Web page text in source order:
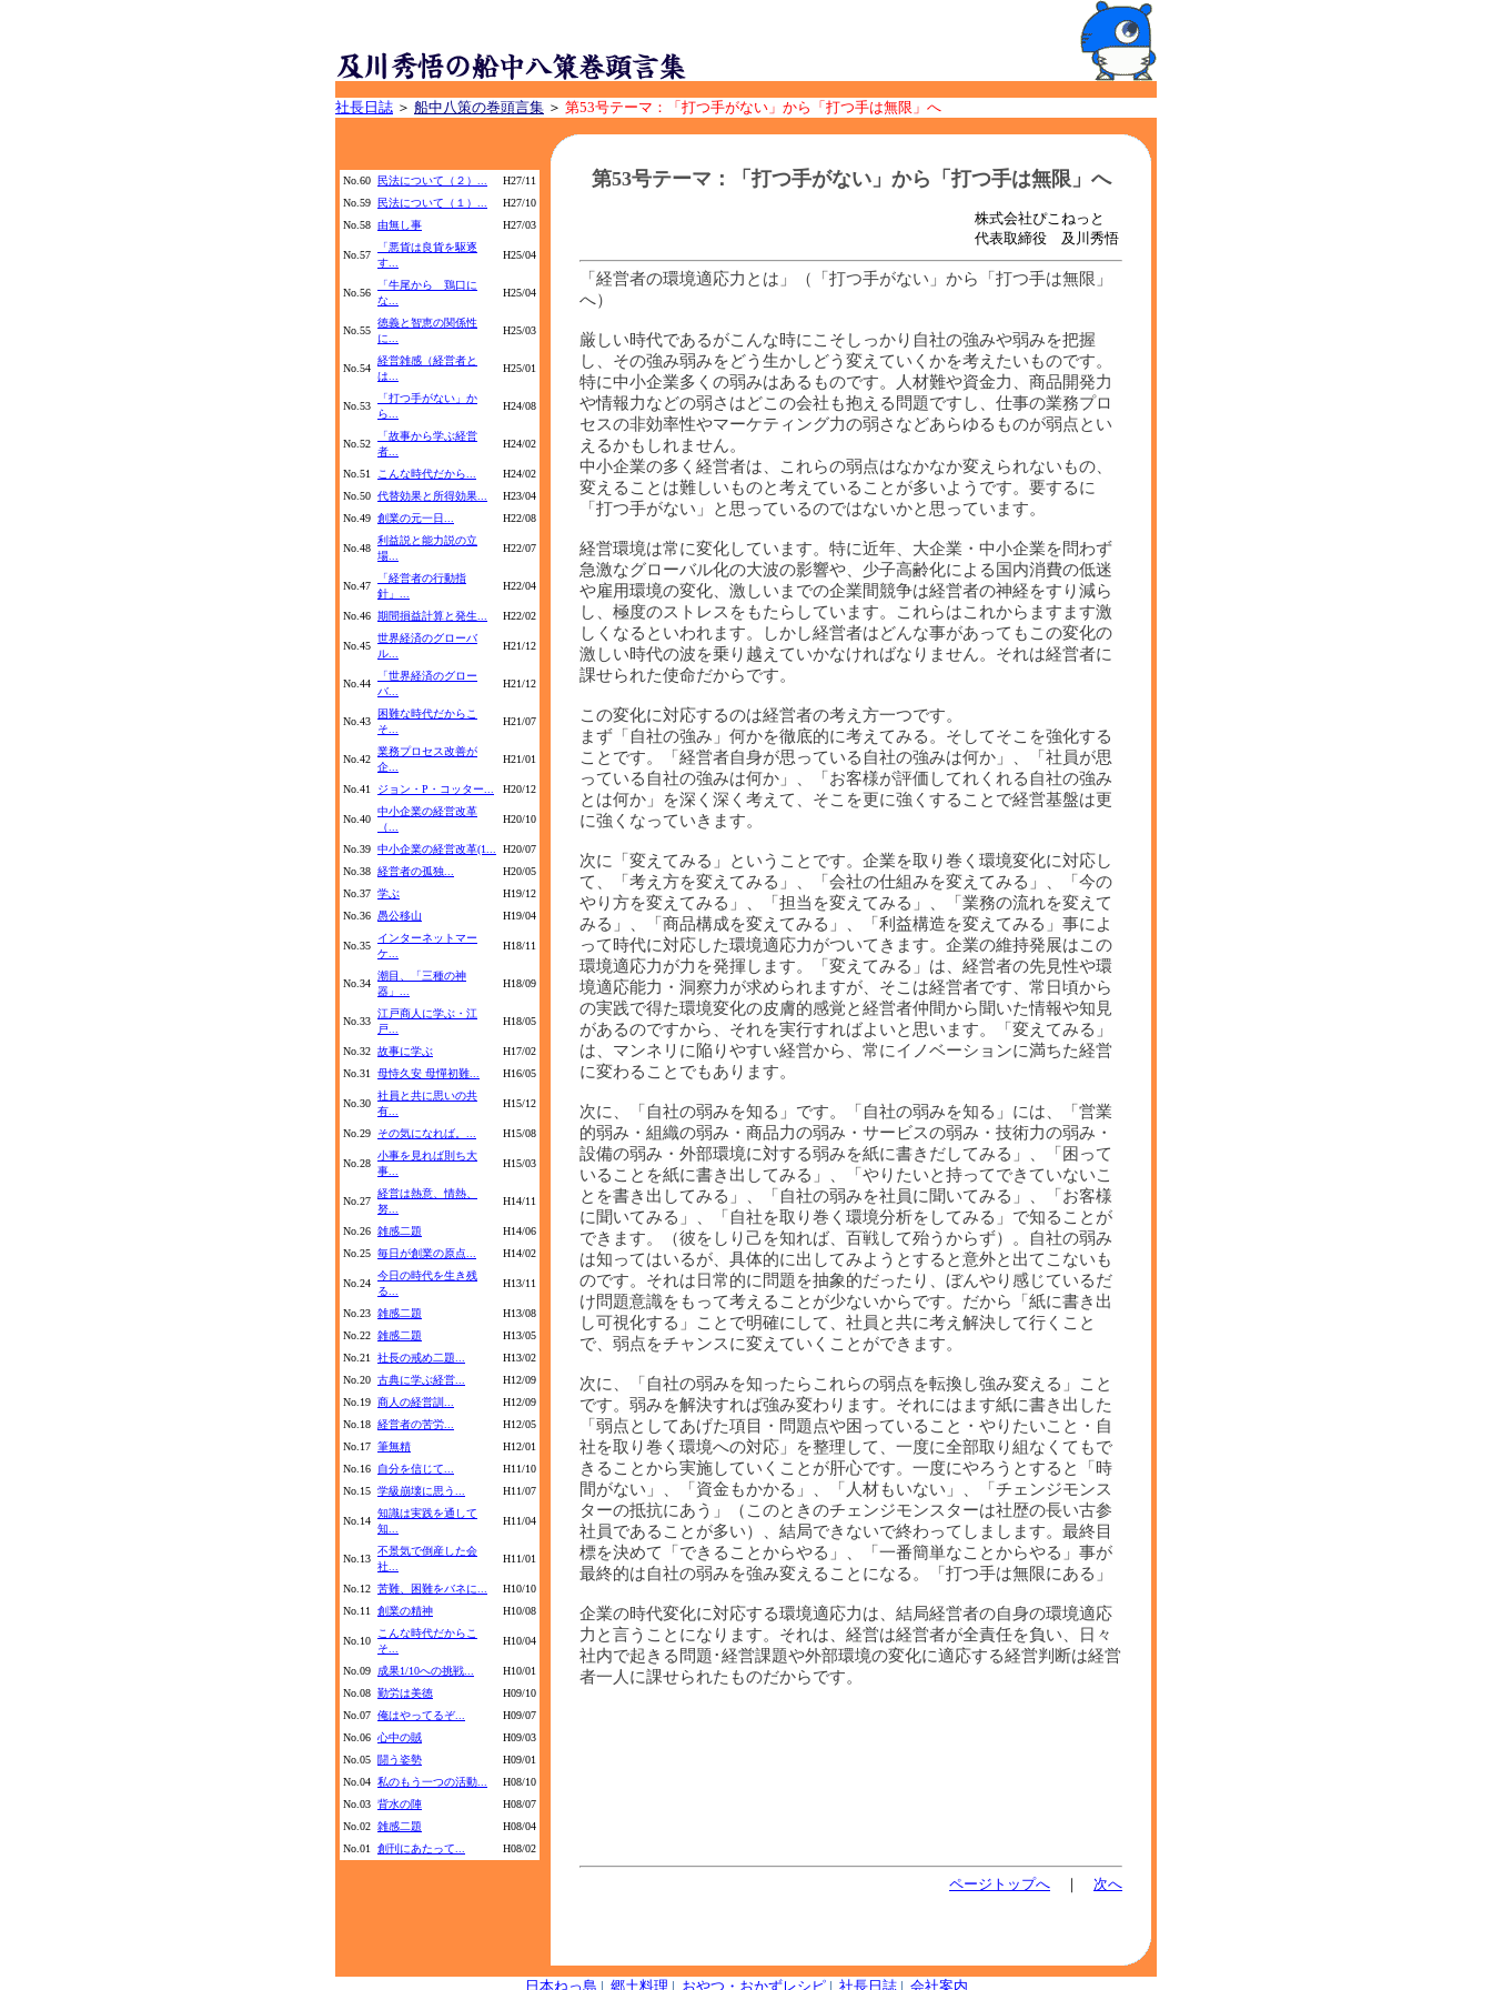
社長日誌 ＞ 船中八策の巻頭言集 ＞ 第53号テーマ：「打つ手がない」から「打つ手は無限」へ
No.60 民法について（２）...
H27/11
No.59
民法について（１）...
H27/10
No.58 由無し事 H27/03
No.57
「悪貨は良貨を駆逐
す...
H25/04
No.56
「牛尾から 鶏口に
な...
H25/04
No.55
徳義と智恵の関係性
に...
H25/03
No.54
経営雑感（経営者と
は...
H25/01
No.53
「打つ手がない」か
ら...
H24/08
No.52
「故事から学ぶ経営
者...
H24/02
No.51 こんな時代だから...
H24/02
No.50 代替効果と所得効果...
H23/04
No.49 創業の元一日... H22/08
No.48
利益説と能力説の立
場...
H22/07
No.47
「経営者の行動指
針」...
H22/04
No.46 期間損益計算と発生... H22/02
No.45
世界経済のグローバ
ル...
H21/12
No.44
「世界経済のグロー
バ...
H21/12
No.43
困難な時代だからこ
そ...
H21/07
No.42
業務プロセス改善が
企...
H21/01
No.41 ジョン・P・コッター... H20/12
No.40
中小企業の経営改革
（...
H20/10
No.39 中小企業の経営改革(1...
H20/07
No.38 経営者の孤独...
H20/05
No.37 学ぶ
H19/12
No.36
愚公移山 H19/04
No.35
インターネットマー
ケ...
H18/11
No.34
潮目、「三種の神
器」...
H18/09
No.33
江戸商人に学ぶ・江
戸...
H18/05
No.32 故事に学ぶ
H17/02
No.31
母恃久安 母憚初難... H16/05
No.30
社員と共に思いの共
有...
H15/12
No.29 その気になれば。... H15/08
No.28
小事を見れば則ち大
事...
H15/03
No.27
経営は熱意、情熱、
努...
H14/11
No.26 雑感二題
H14/06
No.25 毎日が創業の原点... H14/02
No.24
今日の時代を生き残
る...
H13/11
No.23 雑感二題
H13/08
No.22 雑感二題
H13/05
No.21
社長の戒め二題...
H13/02
No.20 古典に学ぶ経営...
H12/09
No.19 商人の経営訓...
H12/09
No.18 経営者の苦労...
H12/05
No.17 筆無精
H12/01
No.16
自分を信じて...
H11/10
No.15 学級崩壊に思う... H11/07
No.14
知識は実践を通して
知...
H11/04
No.13
不景気で倒産した会
社...
H11/01
No.12 苦難、困難をバネに...
H10/10
No.11
創業の精神 H10/08
No.10
こんな時代だからこ
そ...
H10/04
No.09 成果1/10への挑戦...
H10/01
No.08 勤労は美徳
H09/10
No.07 俺はやってるぞ...
H09/07
No.06 心中の賊
H09/03
No.05
闘う姿勢
H09/01
No.04 私のもう一つの活動...
H08/10
No.03 背水の陣
H08/07
No.02 雑感二題
H08/04
No.01
創刊にあたって... H08/02
第53号テーマ：「打つ手がない」から「打つ手は無限」へ
株式会社ぴこねっと
代表取締役 及川秀悟
「経営者の環境適応力とは」（「打つ手がない」から「打つ手は無限」
へ）
厳しい時代であるがこんな時にこそしっかり自社の強みや弱みを把握
し、その強み弱みをどう生かしどう変えていくかを考えたいものです。
特に中小企業多くの弱みはあるものです。人材難や資金力、商品開発力
や情報力などの弱さはどこの会社も抱える問題ですし、仕事の業務プロ
セスの非効率性やマーケティング力の弱さなどあらゆるものが弱点とい
えるかもしれません。
中小企業の多く経営者は、これらの弱点はなかなか変えられないもの、
変えることは難しいものと考えていることが多いようです。要するに
「打つ手がない」と思っているのではないかと思っています。
経営環境は常に変化しています。特に近年、大企業・中小企業を問わず
急激なグローバル化の大波の影響や、少子高齢化による国内消費の低迷
や雇用環境の変化、激しいまでの企業間競争は経営者の神経をすり減ら
し、極度のストレスをもたらしています。これらはこれからますます激
しくなるといわれます。しかし経営者はどんな事があってもこの変化の
激しい時代の波を乗り越えていかなければなりません。それは経営者に
課せられた使命だからです。
この変化に対応するのは経営者の考え方一つです。
まず「自社の強み」何かを徹底的に考えてみる。そしてそこを強化する
ことです。「経営者自身が思っている自社の強みは何か」、「社員が思
っている自社の強みは何か」、「お客様が評価してれくれる自社の強み
とは何か」を深く深く考えて、そこを更に強くすることで経営基盤は更
に強くなっていきます。
次に「変えてみる」ということです。企業を取り巻く環境変化に対応し
て、「考え方を変えてみる」、「会社の仕組みを変えてみる」、「今の
やり方を変えてみる」、「担当を変えてみる」、「業務の流れを変えて
みる」、「商品構成を変えてみる」、「利益構造を変えてみる」事によ
って時代に対応した環境適応力がついてきます。企業の維持発展はこの
環境適応力が力を発揮します。「変えてみる」は、経営者の先見性や環
境適応能力・洞察力が求められますが、そこは経営者です、常日頃から
の実践で得た環境変化の皮膚的感覚と経営者仲間から聞いた情報や知見
があるのですから、それを実行すればよいと思います。「変えてみる」
は、マンネリに陥りやすい経営から、常にイノベーションに満ちた経営
に変わることでもあります。
次に、「自社の弱みを知る」です。「自社の弱みを知る」には、「営業
的弱み・組織の弱み・商品力の弱み・サービスの弱み・技術力の弱み・
設備の弱み・外部環境に対する弱みを紙に書きだしてみる」、「困って
いることを紙に書き出してみる」、「やりたいと持ってできていないこ
とを書き出してみる」、「自社の弱みを社員に聞いてみる」、「お客様
に聞いてみる」、「自社を取り巻く環境分析をしてみる」で知ることが
できます。（彼をしり己を知れば、百戦して殆うからず）。自社の弱み
は知ってはいるが、具体的に出してみようとすると意外と出てこないも
のです。それは日常的に問題を抽象的だったり、ぼんやり感じているだ
け問題意識をもって考えることが少ないからです。だから「紙に書き出
し可視化する」ことで明確にして、社員と共に考え解決して行くこと
で、弱点をチャンスに変えていくことができます。
次に、「自社の弱みを知ったらこれらの弱点を転換し強み変える」こと
です。弱みを解決すれば強み変わります。それにはます紙に書き出した
「弱点としてあげた項目・問題点や困っていること・やりたいこと・自
社を取り巻く環境への対応」を整理して、一度に全部取り組なくてもで
きることから実施していくことが肝心です。一度にやろうとすると「時
間がない」、「資金もかかる」、「人材もいない」、「チェンジモンス
ターの抵抗にあう」（このときのチェンジモンスターは社歴の長い古参
社員であることが多い）、結局できないで終わってしまします。最終目
標を決めて「できることからやる」、「一番簡単なことからやる」事が
最終的は自社の弱みを強み変えることになる。「打つ手は無限にある」
企業の時代変化に対応する環境適応力は、結局経営者の自身の環境適応
力と言うことになります。それは、経営は経営者が全責任を負い、日々
社内で起きる問題･経営課題や外部環境の変化に適応する経営判断は経営
者一人に課せられたものだからです。
ページトップへ ｜ 次へ
日本ねっ島 | 郷土料理 | おやつ・おかずレシピ| 社長日誌| 会社案内